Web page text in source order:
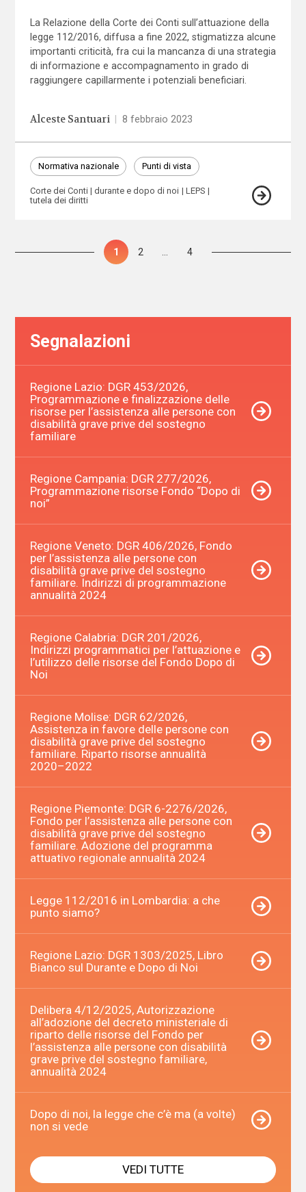
La Relazione della Corte dei Conti sull’attuazione della
legge 112/2016, diffusa a fine 2022, stigmatizza alcune
importanti criticità, fra cui la mancanza di una strategia
di informazione e accompagnamento in grado di
raggiungere capillarmente i potenziali beneficiari.
Alceste Santuari 8 febbraio 2023
Normativa nazionale Punti di vista
Corte dei Conti durante e dopo di noi
LEPS
tutela dei diritti
Paginazione
Pagina
1 Pagina
2 Pagina
4
Segnalazioni
Regione Lazio: DGR 453/2026,
Programmazione e finalizzazione delle
risorse per l’assistenza alle persone con
disabilità grave prive del sostegno
familiare
Regione Campania: DGR 277/2026,
Programmazione risorse Fondo “Dopo di
noi”
Regione Veneto: DGR 406/2026, Fondo
per l’assistenza alle persone con
disabilità grave prive del sostegno
familiare. Indirizzi di programmazione
annualità 2024
Regione Calabria: DGR 201/2026,
Indirizzi programmatici per l’attuazione e
l’utilizzo delle risorse del Fondo Dopo di
Noi
Regione Molise: DGR 62/2026,
Assistenza in favore delle persone con
disabilità grave prive del sostegno
familiare. Riparto risorse annualità
2020–2022
Regione Piemonte: DGR 6-2276/2026,
Fondo per l’assistenza alle persone con
disabilità grave prive del sostegno
familiare. Adozione del programma
attuativo regionale annualità 2024
Legge 112/2016 in Lombardia: a che
punto siamo?
Regione Lazio: DGR 1303/2025, Libro
Bianco sul Durante e Dopo di Noi
Delibera 4/12/2025, Autorizzazione
all’adozione del decreto ministeriale di
riparto delle risorse del Fondo per
l’assistenza alle persone con disabilità
grave prive del sostegno familiare,
annualità 2024
Dopo di noi, la legge che c’è ma (a volte)
non si vede
VEDI TUTTE